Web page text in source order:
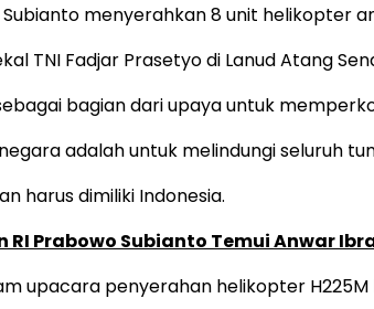
menyerahkan 8 unit helikopter
TNI Fadjar Prasetyo di Lanud Atang
bagian dari upaya untuk
adalah untuk melindungi seluruh
harus dimiliki Indonesia.
RI Prabowo Subianto Temui Anwar
upacara penyerahan helikopter